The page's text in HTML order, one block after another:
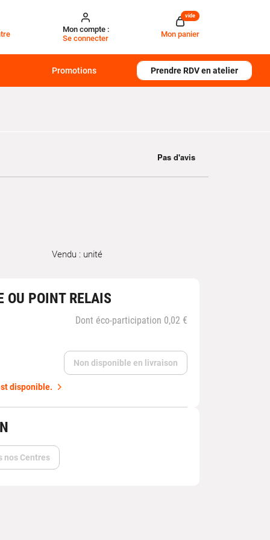
Mon compte :
Se connecter
Mon panier
vide
Promotions Prendre RDV en atelier
Vendu : unité
OU POINT RELAIS
Dont éco-participation 0,02 €
Non disponible en livraison
disponible.
nos Centres